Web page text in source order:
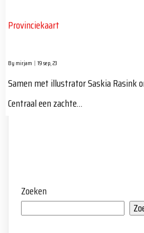
Provinciekaart
By mirjam | 19sep, 23
Samen met illustrator Saskia Rasink
Centraal een zachte…
Zoeken